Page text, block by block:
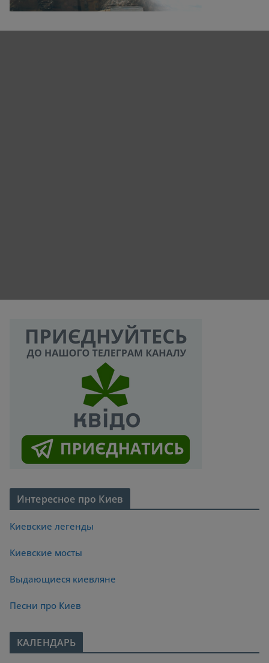
Интересное про Киев
Киевские легенды
Киевские мосты
Выдающиеся киевляне
Песни про Киев
КАЛЕНДАРЬ